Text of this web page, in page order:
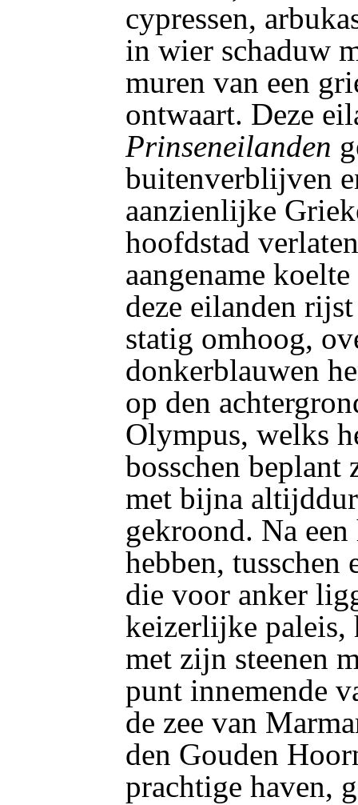
cypressen,
in wier schaduw
muren van een
ontwaart. Deze
Prinseneilanden
buitenverblijven
aanzienlijke
hoofdstad
aangename
deze eilanden
statig omhoog,
donkerblauwen
op den
Olympus, welks
bosschen
met bijna
gekroond. Na
hebben, tusschen
die voor anker
keizerlijke paleis,
met zijn steenen
punt innemende
de zee van
den Gouden
prachtige haven,